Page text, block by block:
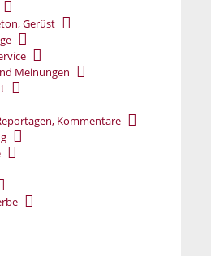
Gerüst
Meinungen
Kommentare